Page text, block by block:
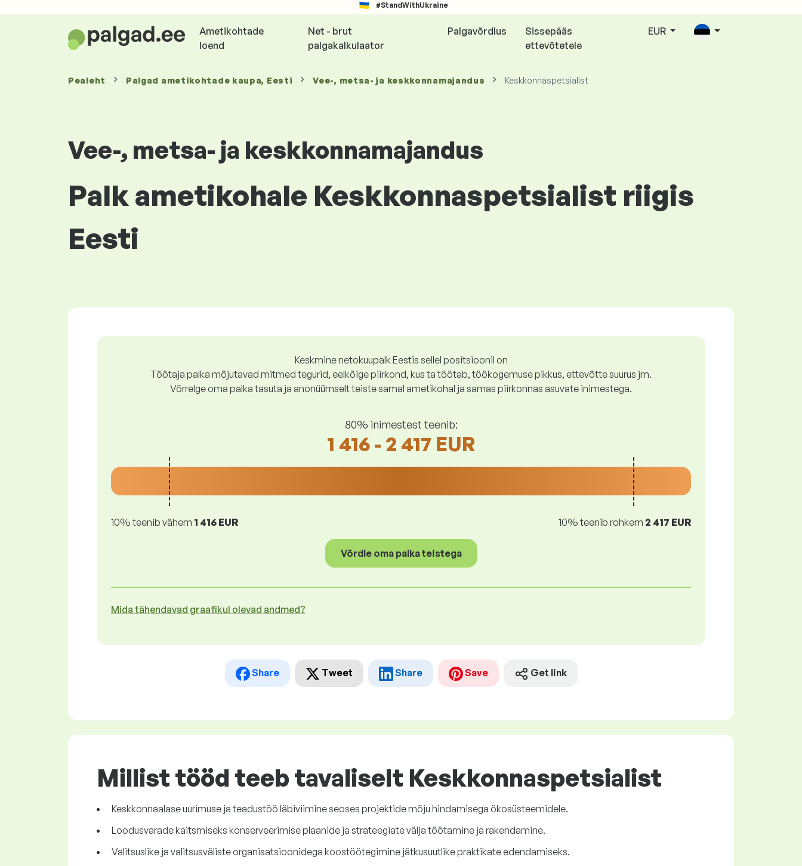
#StandWithUkraine
Ametikohtade
loend
Net - brut
palgakalkulaator
Palgavõrdlus
Sissepääs
ettevõtetele
EUR
Pealeht Palgad ametikohtade kaupa, Eesti Vee-, metsa- ja keskkonnamajandus Keskkonnaspetsialist
Vee-, metsa- ja keskkonnamajandus
Palk ametikohale Keskkonnaspetsialist riigis
Eesti
Keskmine netokuupalk Eestis sellel positsioonil on
Töötaja palka mõjutavad mitmed tegurid, eelkõige piirkond, kus ta töötab, töökogemuse pikkus, ettevõtte suurus jm.
Võrrelge oma palka tasuta ja anonüümselt teiste samal ametikohal ja samas piirkonnas asuvate inimestega.
80% inimestest teenib:
1 416 - 2 417 EUR
10% teenib vähem 1 416 EUR 10% teenib rohkem 2 417 EUR
Võrdle oma palka teistega
Mida tähendavad graafikul olevad andmed?
Share Tweet Share Save Get link
Millist tööd teeb tavaliselt Keskkonnaspetsialist
Keskkonnaalase uurimuse ja teadustöö läbiviimine seoses projektide mõju hindamisega ökosüsteemidele.
Loodusvarade kaitsmiseks konserveerimise plaanide ja strateegiate välja töötamine ja rakendamine.
Valitsuslike ja valitsusväliste organisatsioonidega koostöötegimine jätkusuutlike praktikate edendamiseks.